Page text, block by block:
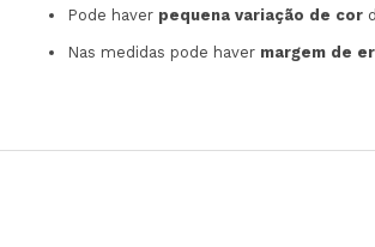
Pode haver pequena variação de cor
Nas medidas pode haver margem de